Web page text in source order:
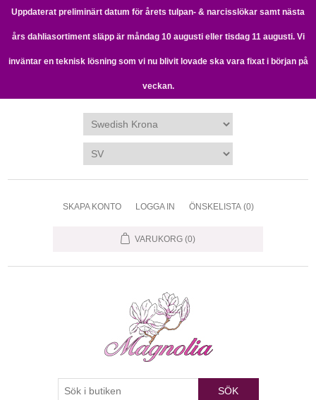
Uppdaterat preliminärt datum för årets tulpan- & narcisslökar samt nästa
års dahliasortiment släpp är måndag 10 augusti eller tisdag 11 augusti. Vi
inväntar en teknisk lösning som vi nu blivit lovade ska vara fixat i början på
veckan.
SKAPA KONTO LOGGA IN ÖNSKELISTA (0)
VARUKORG (0)
SÖK